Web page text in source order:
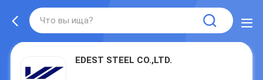
EDEST STEEL CO.,LTD.